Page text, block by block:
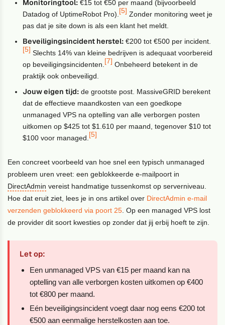
Monitoringtool: €15 tot €50 per maand (bijvoorbeeld
Datadog of UptimeRobot Pro). [5] Zonder monitoring weet je
pas dat je site down is als een klant het meldt.
Beveiligingsincident herstel: €200 tot €500 per incident.
[5] Slechts 14% van kleine bedrijven is adequaat voorbereid
op beveiligingsincidenten. [7] Onbeheerd betekent in de
praktijk ook onbeveiligd.
Jouw eigen tijd: de grootste post. MassiveGRID berekent
dat de effectieve maandkosten van een goedkope
unmanaged VPS na optelling van alle verborgen posten
uitkomen op $425 tot $1.610 per maand, tegenover $10 tot
$100 voor managed. [5]
Een concreet voorbeeld van hoe snel een typisch unmanaged
probleem uren vreet: een geblokkeerde e-mailpoort in
DirectAdmin vereist handmatige tussenkomst op serverniveau.
Hoe dat eruit ziet, lees je in ons artikel over DirectAdmin e-mail
verzenden geblokkeerd via poort 25 . Op een managed VPS lost
de provider dit soort kwesties op zonder dat jij erbij hoeft te zijn.
Let op:
Een unmanaged VPS van €15 per maand kan na
optelling van alle verborgen kosten uitkomen op €400
tot €800 per maand.
Eén beveiligingsincident voegt daar nog eens €200 tot
€500 aan eenmalige herstelkosten aan toe.